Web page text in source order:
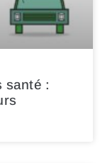
santé :